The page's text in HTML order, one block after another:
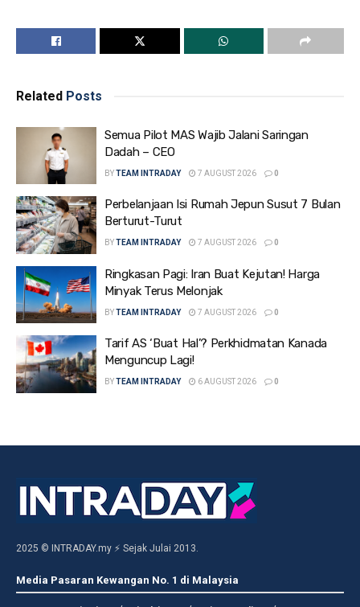
Related Posts
Semua Pilot MAS Wajib Jalani Saringan
Dadah – CEO
BYTEAM INTRADAY 7 AUGUST 2026 0
Perbelanjaan Isi Rumah Jepun Susut 7 Bulan
Berturut-Turut
BYTEAM INTRADAY 7 AUGUST 2026 0
Ringkasan Pagi: Iran Buat Kejutan! Harga
Minyak Terus Melonjak
BYTEAM INTRADAY 7 AUGUST 2026 0
Tarif AS ‘Buat Hal’? Perkhidmatan Kanada
Menguncup Lagi!
BYTEAM INTRADAY 6 AUGUST 2026 0
2025 © INTRADAY.my ⚡ Sejak Julai 2013.
Media Pasaran Kewangan No. 1 di Malaysia